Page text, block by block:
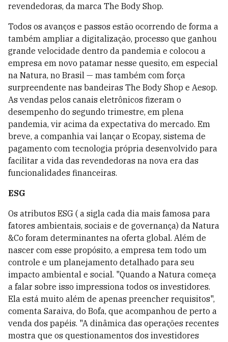
revendedoras, da marca The Body Shop.
Todos os avanços e passos estão ocorrendo de forma a
também ampliar a digitalização, processo que ganhou
grande velocidade dentro da pandemia e colocou a
empresa em novo patamar nesse quesito, em especial
na Natura, no Brasil — mas também com força
surpreendente nas bandeiras The Body Shop e Aesop.
As vendas pelos canais eletrônicos fizeram o
desempenho do segundo trimestre, em plena
pandemia, vir acima da expectativa do mercado. Em
breve, a companhia vai lançar o Ecopay, sistema de
pagamento com tecnologia própria desenvolvido para
facilitar a vida das revendedoras na nova era das
funcionalidades financeiras.
ESG
Os atributos ESG ( a sigla cada dia mais famosa para
fatores ambientais, sociais e de governança) da Natura
&Co foram determinantes na oferta global. Além de
nascer com esse propósito, a empresa tem todo um
controle e um planejamento detalhado para seu
impacto ambiental e social. "Quando a Natura começa
a falar sobre isso impressiona todos os investidores.
Ela está muito além de apenas preencher requisitos",
comenta Saraiva, do Bofa, que acompanhou de perto a
venda dos papéis. "A dinâmica das operações recentes
mostra que os questionamentos dos investidores